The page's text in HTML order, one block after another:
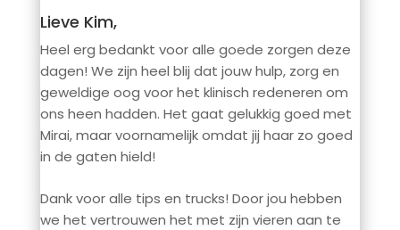
Lieve Kim,
Heel erg bedankt voor alle goede zorgen deze
dagen! We zijn heel blij dat jouw hulp, zorg en
geweldige oog voor het klinisch redeneren om
ons heen hadden. Het gaat gelukkig goed met
Mirai, maar voornamelijk omdat jij haar zo goed
in de gaten hield!
Dank voor alle tips en trucks! Door jou hebben
we het vertrouwen het met zijn vieren aan te